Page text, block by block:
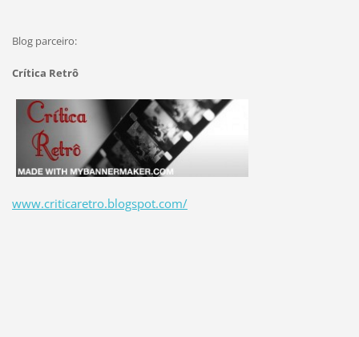
Blog parceiro:
Crítica Retrô
www.criticaretro.blogspot.com/